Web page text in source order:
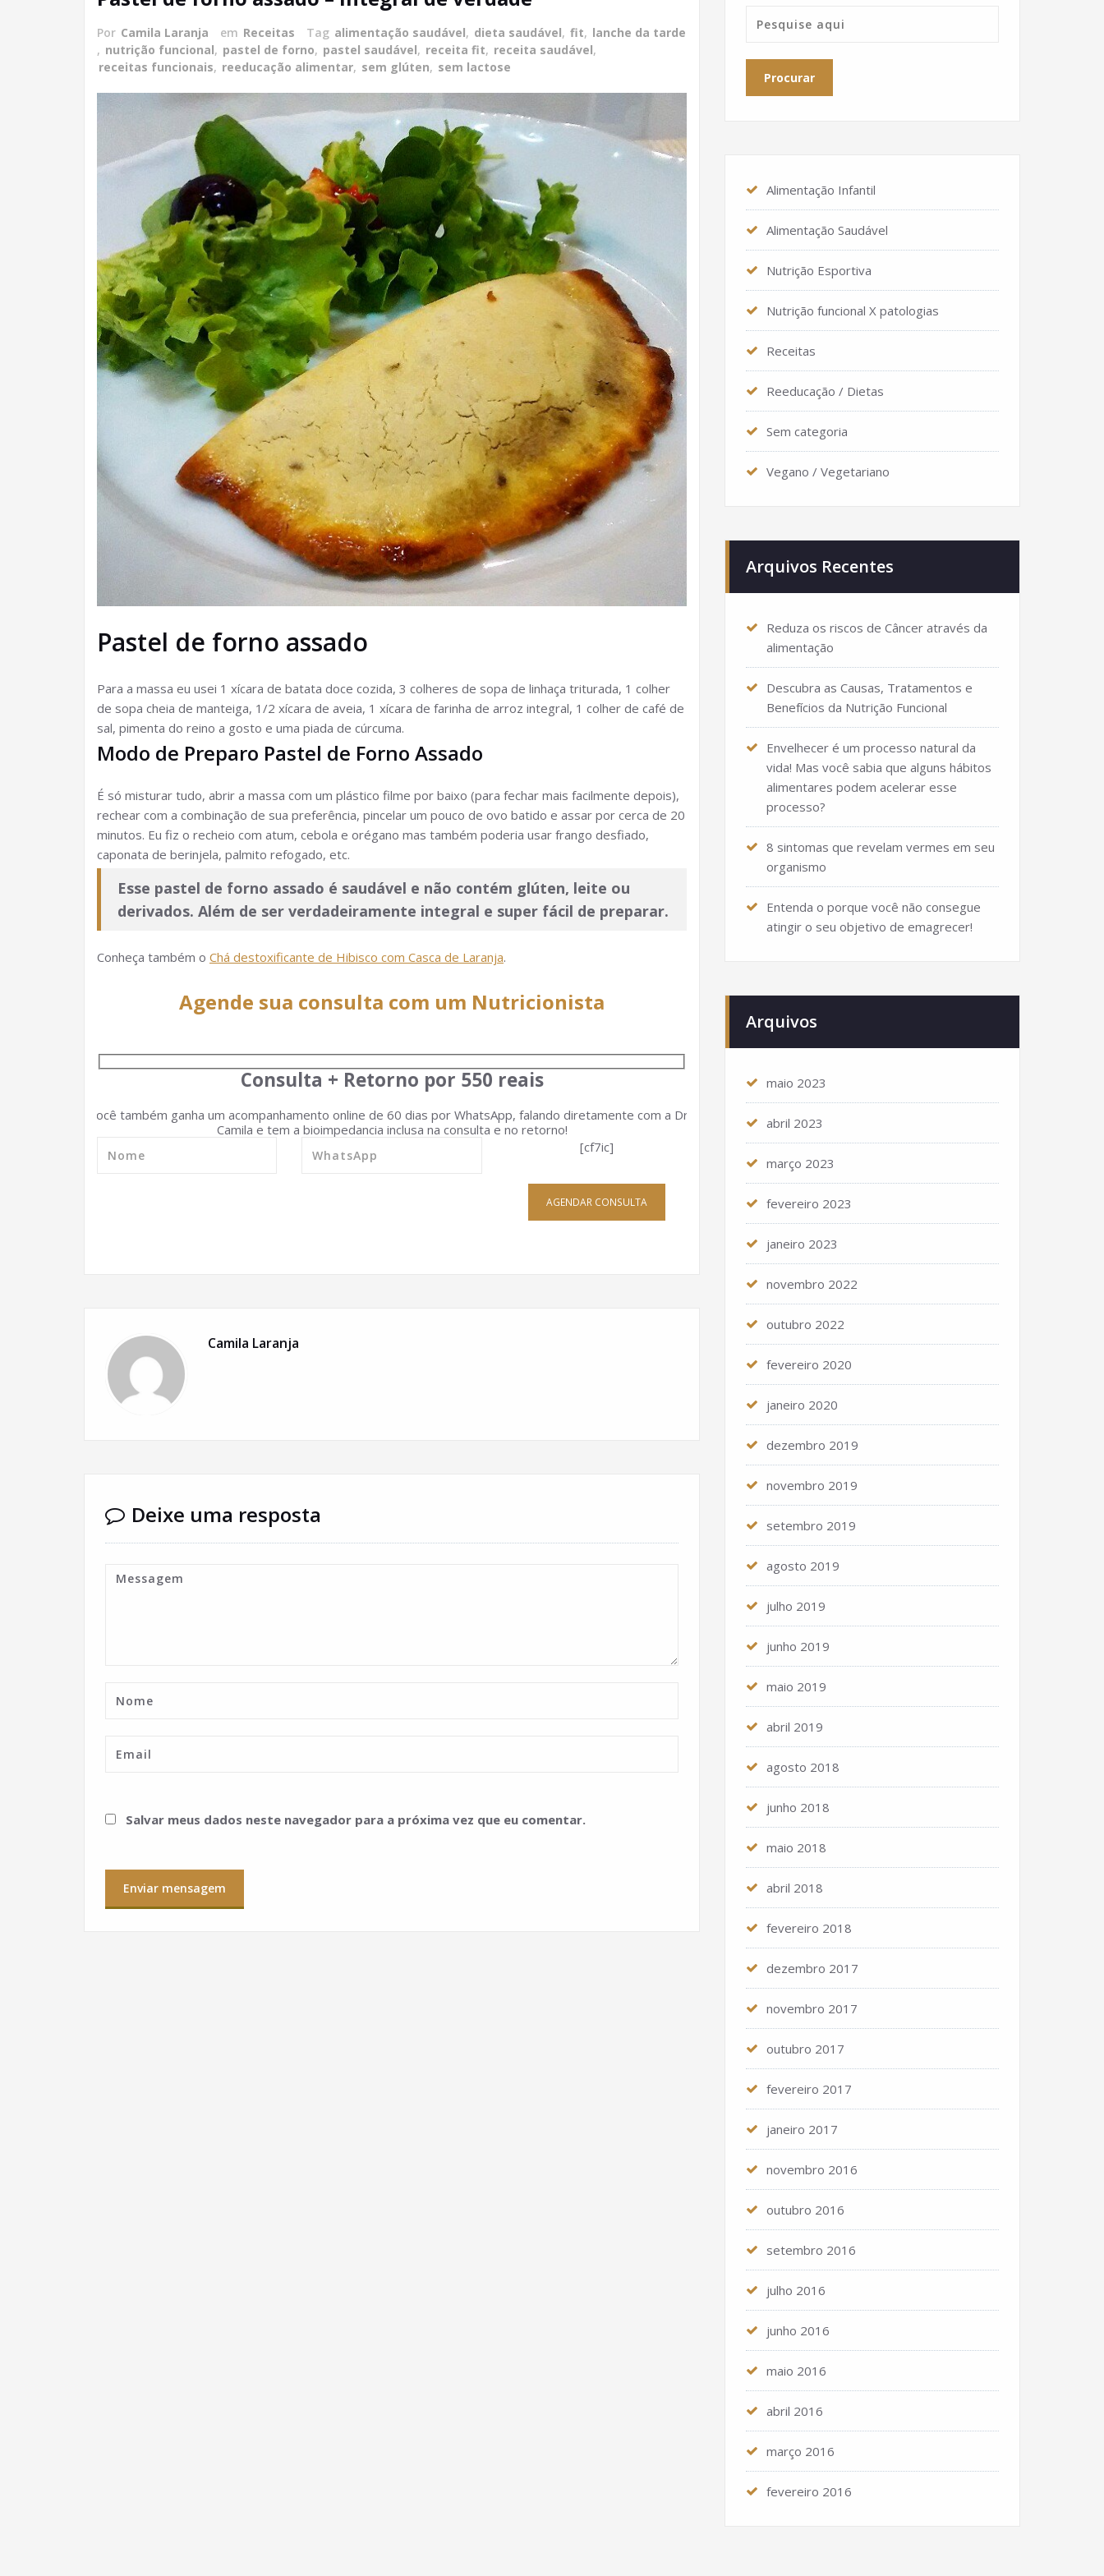
Por Camila Laranja em Receitas Tag alimentação saudável, dieta saudável, fit, lanche da tarde
, nutrição funcional, pastel de forno, pastel saudável, receita fit, receita saudável,
receitas funcionais, reeducação alimentar, sem glúten, sem lactose
Pastel de forno assado
Para a massa eu usei 1 xícara de batata doce cozida, 3 colheres de sopa de linhaça triturada, 1 colher
de sopa cheia de manteiga, 1/2 xícara de aveia, 1 xícara de farinha de arroz integral, 1 colher de café de
sal, pimenta do reino a gosto e uma piada de cúrcuma.
Modo de Preparo Pastel de Forno Assado
É só misturar tudo, abrir a massa com um plástico filme por baixo (para fechar mais facilmente depois),
rechear com a combinação de sua preferência, pincelar um pouco de ovo batido e assar por cerca de 20
minutos. Eu fiz o recheio com atum, cebola e orégano mas também poderia usar frango desfiado,
caponata de berinjela, palmito refogado, etc.
Esse pastel de forno assado é saudável e não contém glúten, leite ou
derivados. Além de ser verdadeiramente integral e super fácil de preparar.
Conheça também o Chá destoxificante de Hibisco com Casca de Laranja.
Agende sua consulta com um Nutricionista
Consulta + Retorno por 550 reais
Você também ganha um acompanhamento online de 60 dias por WhatsApp, falando diretamente com a Dra
Camila e tem a bioimpedancia inclusa na consulta e no retorno!
[cf7ic]
AGENDAR CONSULTA
Camila Laranja
Deixe uma resposta
Salvar meus dados neste navegador para a próxima vez que eu comentar.
Alimentação Infantil
Alimentação Saudável
Nutrição Esportiva
Nutrição funcional X patologias
Receitas
Reeducação / Dietas
Sem categoria
Vegano / Vegetariano
Arquivos Recentes
Reduza os riscos de Câncer através da
alimentação
Descubra as Causas, Tratamentos e
Benefícios da Nutrição Funcional
Envelhecer é um processo natural da
vida! Mas você sabia que alguns hábitos
alimentares podem acelerar esse
processo?
8 sintomas que revelam vermes em seu
organismo
Entenda o porque você não consegue
atingir o seu objetivo de emagrecer!
Arquivos
maio 2023
abril 2023
março 2023
fevereiro 2023
janeiro 2023
novembro 2022
outubro 2022
fevereiro 2020
janeiro 2020
dezembro 2019
novembro 2019
setembro 2019
agosto 2019
julho 2019
junho 2019
maio 2019
abril 2019
agosto 2018
junho 2018
maio 2018
abril 2018
fevereiro 2018
dezembro 2017
novembro 2017
outubro 2017
fevereiro 2017
janeiro 2017
novembro 2016
outubro 2016
setembro 2016
julho 2016
junho 2016
maio 2016
abril 2016
março 2016
fevereiro 2016